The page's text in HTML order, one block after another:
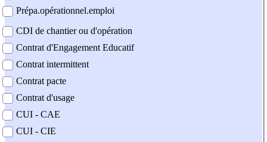
Prépa.opérationnel.emploi
CDI de chantier ou d'opération
Contrat d'Engagement Educatif
Contrat intermittent
Contrat pacte
Contrat d'usage
CUI - CAE
CUI - CIE